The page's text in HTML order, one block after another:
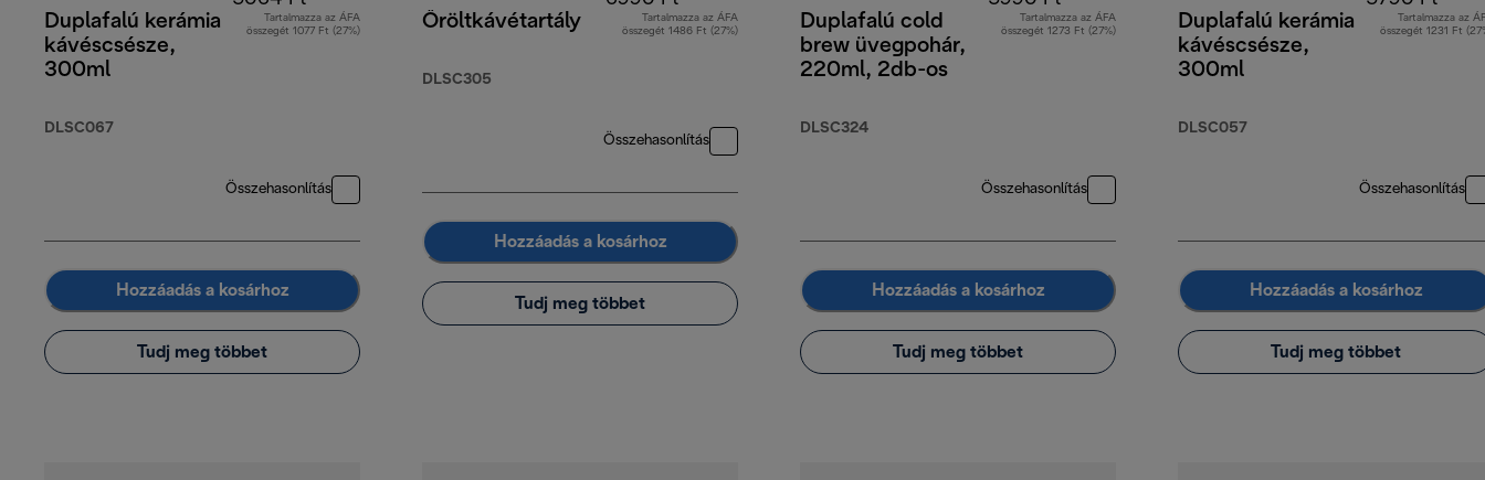
Duplafalú kerámia
kávéscsésze,
300ml
DLSC067
Tartalmazza az ÁFA
összegét 1077 Ft (27%)
Összehasonlítás
Hozzáadás a kosárhoz
Tudj meg többet
Őröltkávétartály
DLSC305
Tartalmazza az ÁFA
összegét 1486 Ft (27%)
Összehasonlítás
Hozzáadás a kosárhoz
Tudj meg többet
Duplafalú cold
brew üvegpohár,
220ml, 2db-os
DLSC324
Tartalmazza az ÁFA
összegét 1273 Ft (27%)
Összehasonlítás
Hozzáadás a kosárhoz
Tudj meg többet
Duplafalú kerámia
kávéscsésze,
300ml
DLSC057
Tartalmazza az
összegét 1231 Ft
Összehasonlítás
Hozzáadás a kosárhoz
Tudj meg többet